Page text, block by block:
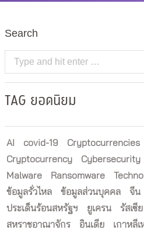
Search
Search:
TAG ยอดนิยม
AI covid-19
Cryptocurrencies
Cryptocurrency
Cybersecurity
Malware
Ransomware
ข้อมูลรั่วไหล
ข้อมูลส่วนบุคคล
จีน
ประเด็นร้อนสหรัฐฯ
ยูเครน รัสเซีย
สหราชอาณาจักร
อินเดีย เกาหลี